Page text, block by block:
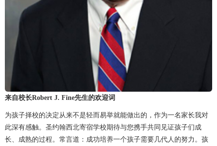
来自校长Robert J. Fine先生的欢迎词
为孩子择校的决定从来不是轻而易举就能做出的，作为一名家长我对
此深有感触。圣约翰西北寄宿学校期待与您携手共同见证孩子们成
长、成熟的过程。常言道：成功培养一个孩子需要几代人的努力。孩